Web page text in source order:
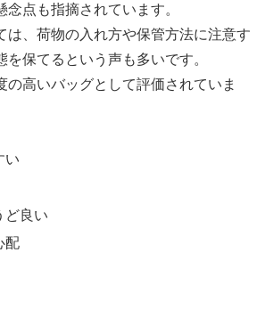
点も指摘されています。
は、荷物の入れ方や保管方法に注意す
を保てるという声も多いです。
の高いバッグとして評価されていま
い
ど良い
配